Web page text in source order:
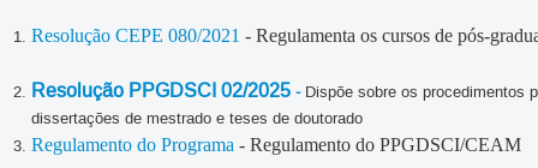
Resolução CEPE 080/2021 - Regulamenta os cursos de pós-
Resolução PPGDSCI 02/2025 -Dispõe sobre os procedimentos
dissertações de mestrado e teses de doutorado
Regulamento do Programa - Regulamento do PPGDSCI/CEAM